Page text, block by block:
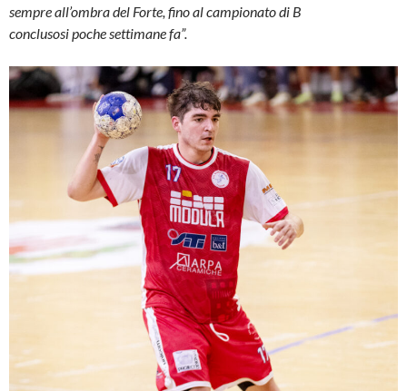
sempre all’ombra del Forte, fino al campionato di B
conclusosi poche settimane fa”.